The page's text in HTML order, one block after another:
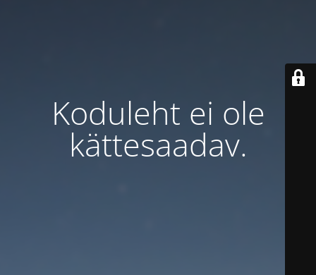
Koduleht ei ole
kättesaadav.